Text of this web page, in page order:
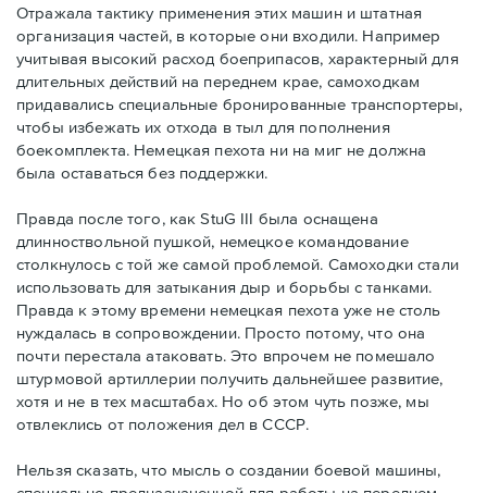
Отражала тактику применения этих машин и штатная
организация частей, в которые они входили. Например
учитывая высокий расход боеприпасов, характерный для
длительных действий на переднем крае, самоходкам
придавались специальные бронированные транспортеры,
чтобы избежать их отхода в тыл для пополнения
боекомплекта. Немецкая пехота ни на миг не должна
была оставаться без поддержки.
Правда после того, как StuG III была оснащена
длинноствольной пушкой, немецкое командование
столкнулось с той же самой проблемой. Самоходки стали
использовать для затыкания дыр и борьбы с танками.
Правда к этому времени немецкая пехота уже не столь
нуждалась в сопровождении. Просто потому, что она
почти перестала атаковать. Это впрочем не помешало
штурмовой артиллерии получить дальнейшее развитие,
хотя и не в тех масштабах. Но об этом чуть позже, мы
отвлеклись от положения дел в СССР.
Нельзя сказать, что мысль о создании боевой машины,